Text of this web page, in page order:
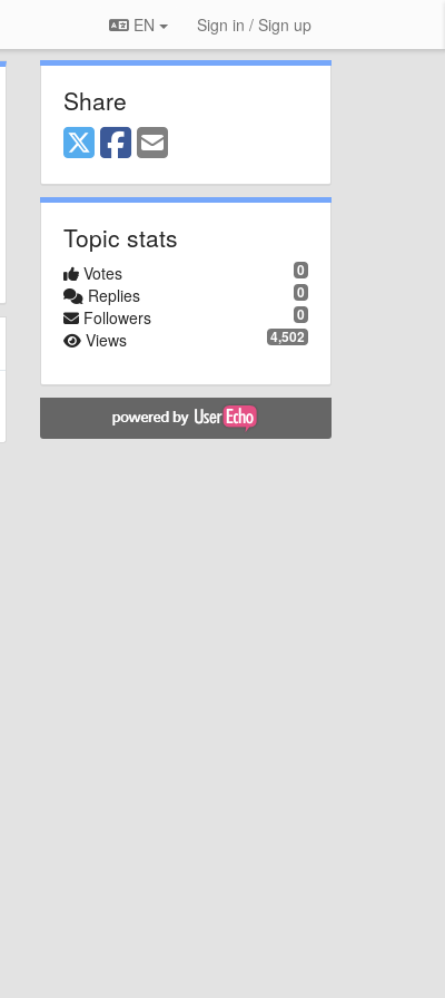
EN Sign in / Sign up
Share
Topic stats
0
Votes
0
Replies
0
Followers
4,502
Views